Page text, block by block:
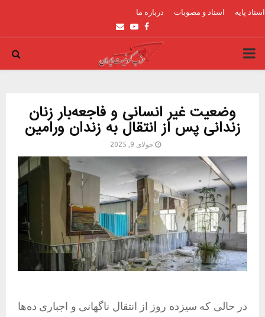
اسناد پایه اسناد و مصوبات درباره ما
Facebook
Youtube
Email
PRIMARY
وضعیت غیر انسانی و فاجعه‌بار زنان
زندانی پس از انتقال به زندان ورامین
جولای 9, 2025
در حالی که سیزده روز از انتقال ناگهانی و اجباری ده‌ها